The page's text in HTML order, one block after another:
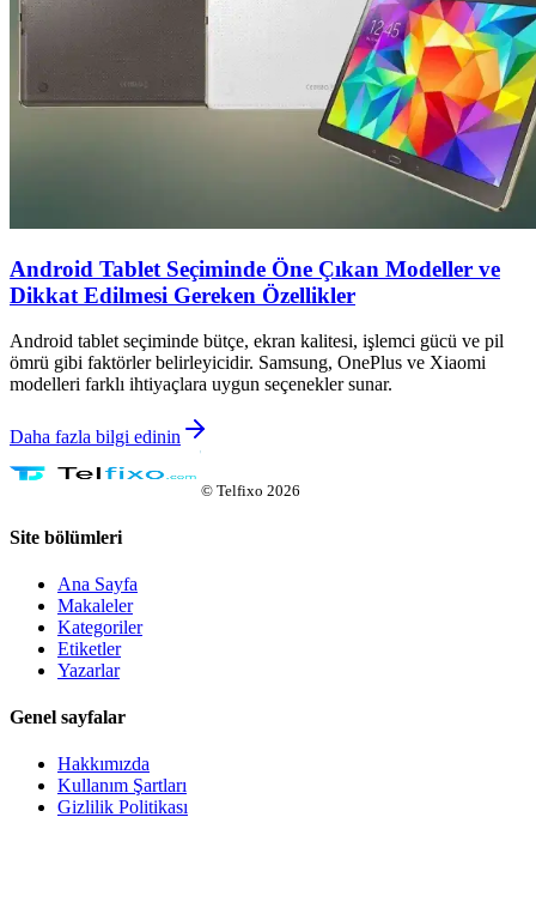
Android Tablet Seçiminde Öne Çıkan Modeller ve
Dikkat Edilmesi Gereken Özellikler
Android tablet seçiminde bütçe, ekran kalitesi, işlemci gücü ve pil
ömrü gibi faktörler belirleyicidir. Samsung, OnePlus ve Xiaomi
modelleri farklı ihtiyaçlara uygun seçenekler sunar.
Daha fazla bilgi edinin
© Telfixo 2026
Site bölümleri
Ana Sayfa
Makaleler
Kategoriler
Etiketler
Yazarlar
Genel sayfalar
Hakkımızda
Kullanım Şartları
Gizlilik Politikası